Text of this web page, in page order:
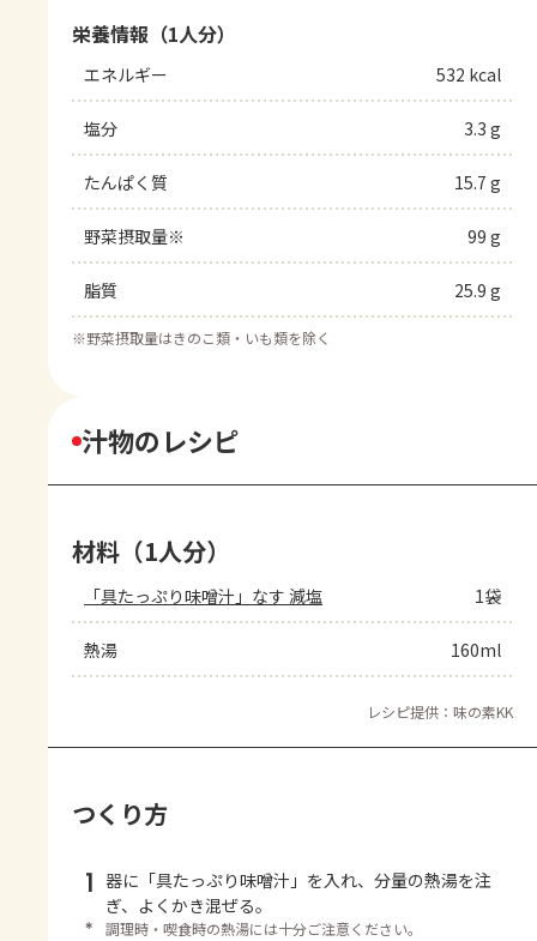
栄養情報（1人分）
エネルギー 532 kcal
塩分 3.3 g
たんぱく質 15.7 g
野菜摂取量※ 99 g
脂質 25.9 g
※野菜摂取量はきのこ類・いも類を除く
汁物のレシピ
材料（1人分）
「具たっぷり味噌汁」なす 減塩 1袋
熱湯 160ml
レシピ提供：味の素KK
つくり方
1 器に「具たっぷり味噌汁」を入れ、分量の熱湯を注
ぎ、よくかき混ぜる。
＊ 調理時・喫食時の熱湯には十分ご注意ください。